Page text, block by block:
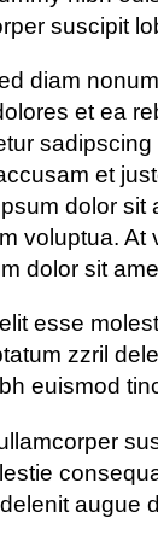
suscipit
diam
et ea
et
dolor
voluptua.
dolor sit
esse
zzril
euismod
augue